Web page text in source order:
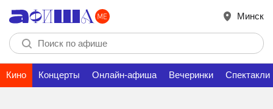
Минск
Кино Концерты Онлайн-афиша Вечеринки Спектакли